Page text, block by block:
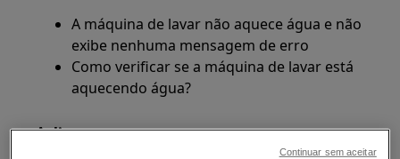
A máquina de lavar não aquece água e não
exibe nenhuma mensagem de erro
Como verificar se a máquina de lavar está
aquecendo água?
Aplica-se a
Continuar sem aceitar